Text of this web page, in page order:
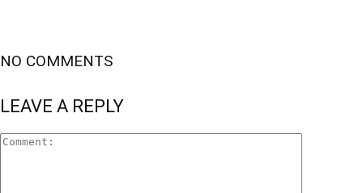
NO COMMENTS
LEAVE A REPLY